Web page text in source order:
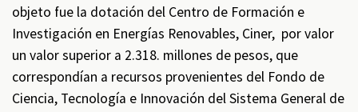
objeto fue la dotación del Centro de Formación e
Investigación en Energías Renovables, Ciner, por valor
un valor superior a 2.318. millones de pesos, que
correspondían a recursos provenientes del Fondo de
Ciencia, Tecnología e Innovación del Sistema General de